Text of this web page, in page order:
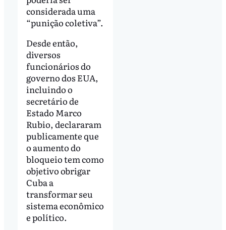
considerada uma
“punição coletiva”.
Desde então,
diversos
funcionários do
governo dos EUA,
incluindo o
secretário de
Estado Marco
Rubio, declararam
publicamente que
o aumento do
bloqueio tem como
objetivo obrigar
Cuba a
transformar seu
sistema econômico
e político.